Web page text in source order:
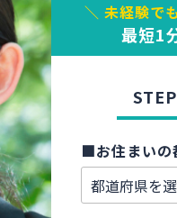
＼ 未経験で
最短1
■お住まいの